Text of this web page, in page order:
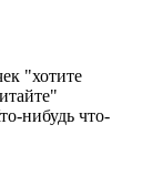
"хотите
нибудь что-